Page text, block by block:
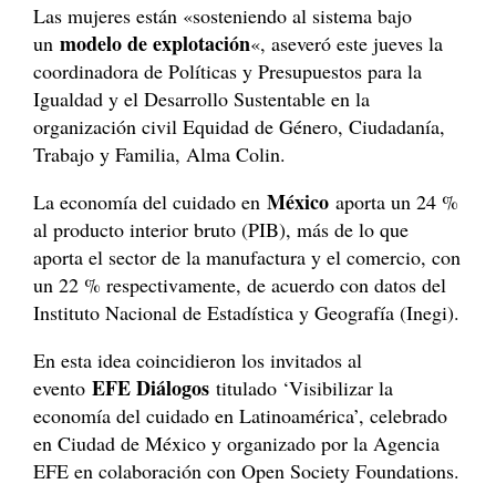
Las mujeres están «sosteniendo al sistema bajo
unmodelo de explotación«, aseveró este jueves la
coordinadora de Políticas y Presupuestos para la
Igualdad y el Desarrollo Sustentable en la
organización civil Equidad de Género, Ciudadanía,
Trabajo y Familia, Alma Colin.
La economía del cuidado en México aporta un 24 %
al producto interior bruto (PIB), más de lo que
aporta el sector de la manufactura y el comercio, con
un 22 % respectivamente, de acuerdo con datos del
Instituto Nacional de Estadística y Geografía (Inegi).
En esta idea coincidieron los invitados al
eventoEFE Diálogos titulado ‘Visibilizar la
economía del cuidado en Latinoamérica’, celebrado
en Ciudad de México y organizado por la Agencia
EFE en colaboración con Open Society Foundations.